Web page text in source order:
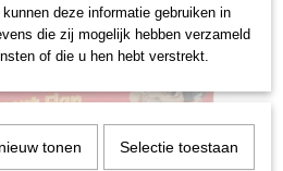
deze informatie gebruiken in
die zij mogelijk hebben verzameld
of die u hen hebt verstrekt.
tonen Selectie toestaan